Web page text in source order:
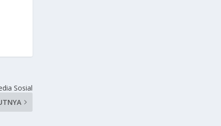
Sosial